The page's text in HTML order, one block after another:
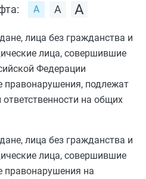
лица без гражданства и
лица, совершившие
Федерации
правонарушения, подлежат
на общих
лица без гражданства и
лица, совершившие
правонарушения на